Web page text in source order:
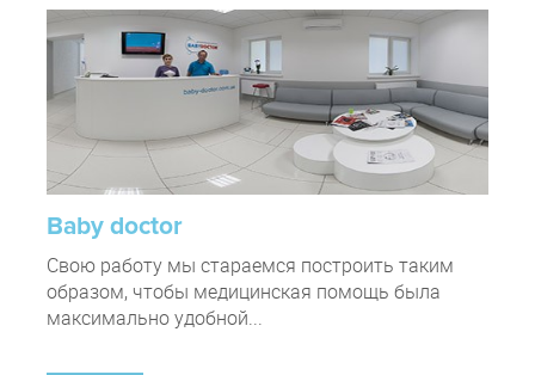
Baby doctor
Свою работу мы стараемся построить таким
образом, чтобы медицинская помощь была
максимально удобной...